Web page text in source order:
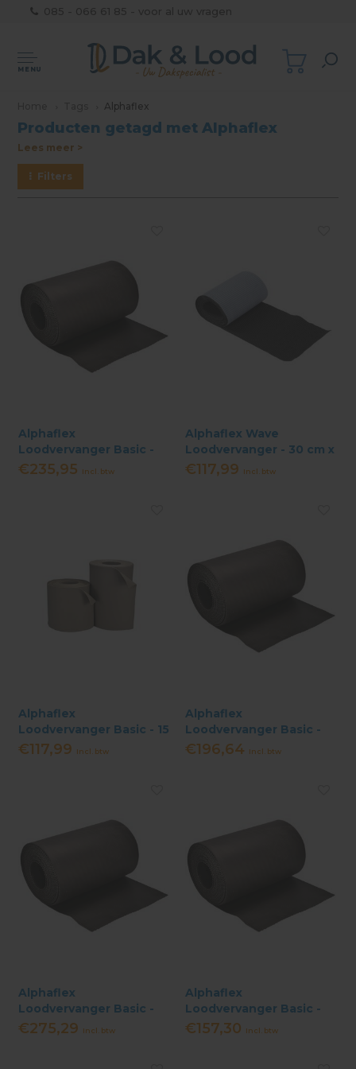
MENU
Alphaflex
Producten getagd met Alphaflex
Lees meer >
Filters
Alphaflex
Loodvervanger Basic -
30 cm x 10 meter - Zwart
€235,95 Incl. btw
Alphaflex Wave
Loodvervanger - 30 cm x
5 meter - Zwart
€117,99 Incl. btw
Alphaflex
Loodvervanger Basic - 15
cm x 10 meter - Grijs
€117,99 Incl. btw
Alphaflex
Loodvervanger Basic -
25 cm x 10 meter - Zwart
€196,64 Incl. btw
Alphaflex
Loodvervanger Basic -
35 cm x 10 meter - Zwart
€275,29 Incl. btw
Alphaflex
Loodvervanger Basic -
20 cm x 10 meter - Zwart
€157,30 Incl. btw